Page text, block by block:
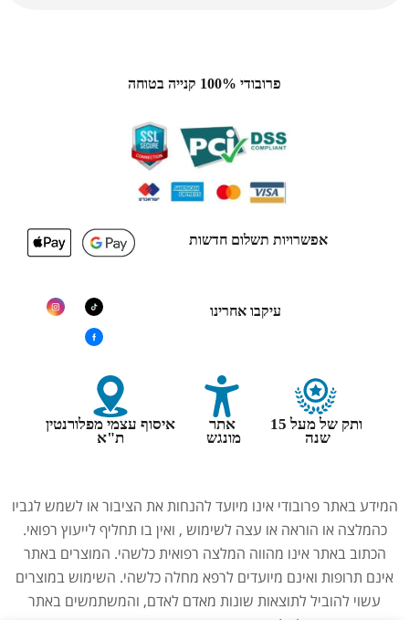
פרובודי 100% קנייה בטוחה
אפשרויות תשלום חדשות
עיקבו אחרינו
ותק של מעל 15
שנה
אתר
מונגש
איסוף עצמי מפלורנטין
ת"א
המידע באתר פרובודי אינו מיועד להנחות את הציבור או לשמש לגביו
כהמלצה או הוראה או עצה לשימוש , ואין בו תחליף לייעוץ רפואי.
הכתוב באתר אינו מהווה המלצה רפואית כלשהי. המוצרים באתר
אינם תרופות ואינם מיועדים לרפא מחלה כלשהי. השימוש במוצרים
עשוי להוביל לתוצאות שונות מאדם לאדם, והמשתמשים באתר